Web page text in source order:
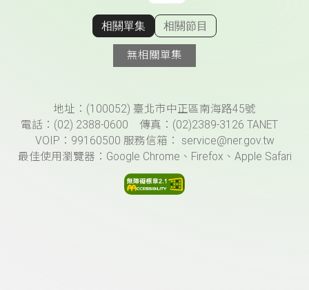
顯示相關單集
相關單集 相關節目
無相關單集
頁尾資訊地址：(100052) 臺北市中正區南海路45號
電話：(02) 2388-0600 傳真：(02)2389-3126 TANET
VOIP：99160500 服務信箱： service@ner.gov.tw
最佳使用瀏覽器：Google Chrome、Firefox、Apple Safari